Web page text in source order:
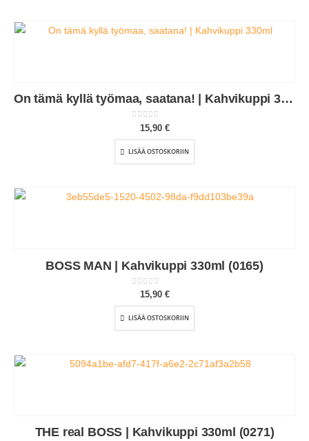
On tämä kyllä työmaa, saatana! | Kahvikuppi 330ml (0187)
out of 5
15,90 €
LISÄÄ OSTOSKORIIN
BOSS MAN | Kahvikuppi 330ml (0165)
out of 5
15,90 €
LISÄÄ OSTOSKORIIN
THE real BOSS | Kahvikuppi 330ml (0271)